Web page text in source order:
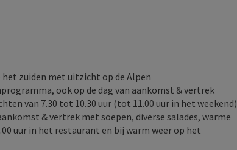
het zuiden met uitzicht op de Alpen
ook op de dag van aankomst & vertrek
van 7.30 tot 10.30 uur (tot 11.00 uur in het weekend)
& vertrek met soepen, diverse salades, warme
uur in het restaurant en bij warm weer op het